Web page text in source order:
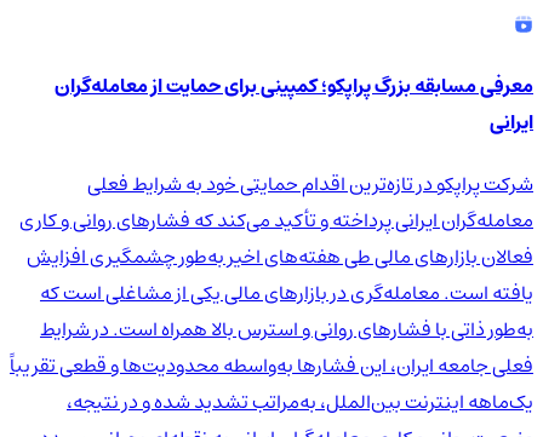
معرفی مسابقه بزرگ پراپکو؛ کمپینی برای حمایت از معامله‌گران
ایرانی
شرکت پراپکو در تازه‌ترین اقدام حمایتی خود به شرایط فعلی
معامله‌گران ایرانی پرداخته و تأکید می‌کند که فشارهای روانی و کاری
فعالان بازارهای مالی طی هفته‌های اخیر به‌طور چشمگیری افزایش
یافته است. معامله‌گری در بازارهای مالی یکی از مشاغلی است که
به‌طور ذاتی با فشارهای روانی و استرس بالا همراه است. در شرایط
فعلی جامعه ایران، این فشارها به‌واسطه محدودیت‌ها و قطعی تقریباً
یک‌ماهه اینترنت بین‌الملل، به‌مراتب تشدید شده و در نتیجه،